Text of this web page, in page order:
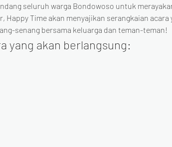
seluruh warga Bondowoso untuk
Time akan menyajikan serangkaian acara
senang bersama keluarga dan teman-teman!
yang akan berlangsung: